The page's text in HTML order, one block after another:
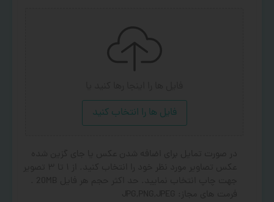
فایل ها را انتخاب کنید